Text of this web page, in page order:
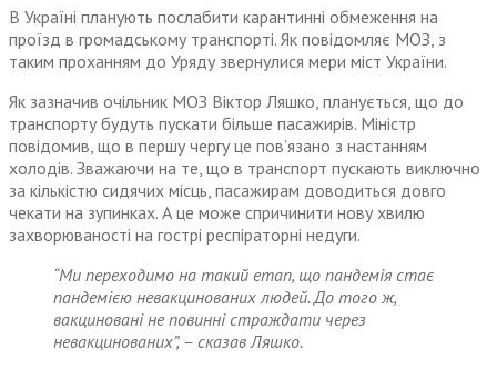
В Україні планують послабити карантинні обмеження на
проїзд в громадському транспорті. Як повідомляє МОЗ, з
таким проханням до Уряду звернулися мери міст України.
Як зазначив очільник МОЗ Віктор Ляшко, планується, що до
транспорту будуть пускати більше пасажирів. Міністр
повідомив, що в першу чергу це пов’язано з настанням
холодів. Зважаючи на те, що в транспорт пускають виключно
за кількістю сидячих місць, пасажирам доводиться довго
чекати на зупинках. А це може спричинити нову хвилю
захворюваності на гострі респіраторні недуги.
“Ми переходимо на такий етап, що пандемія стає
пандемією невакцинованих людей. До того ж,
вакциновані не повинні страждати через
невакцинованих”, – сказав Ляшко.